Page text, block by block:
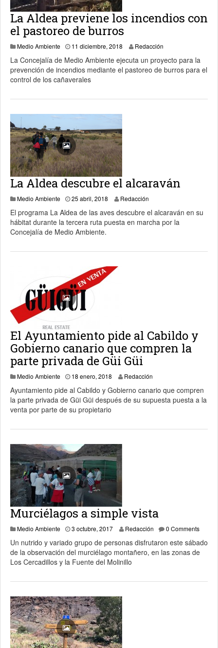
La Aldea previene los incendios con
el pastoreo de burros
Medio Ambiente 11 diciembre, 2018 Redacción
La Concejalía de Medio Ambiente ejecuta un proyecto para la
prevención de incendios mediante el pastoreo de burros para el
control de los cañaverales
La Aldea descubre el alcaraván
Medio Ambiente 25 abril, 2018 25 abril, 2018
Redacción
El programa La Aldea de las aves descubre el alcaraván en su
hábitat durante la tercera ruta puesta en marcha por la
Concejalía de Medio Ambiente.
El Ayuntamiento pide al Cabildo y
Gobierno canario que compren la
parte privada de Güi Güi
Medio Ambiente 18 enero, 2018 Redacción
Ayuntamiento pide al Cabildo y Gobierno canario que compren
la parte privada de Güi Güi después de su supuesta puesta a la
venta por parte de su propietario
Murciélagos a simple vista
Medio Ambiente 3 octubre, 20176 octubre, 2017
Redacción 0 Comments
Un nutrido y variado grupo de personas disfrutaron este sábado
de la observación del murciélago montañero, en las zonas de
Los Cercadillos y la Fuente del Molinillo